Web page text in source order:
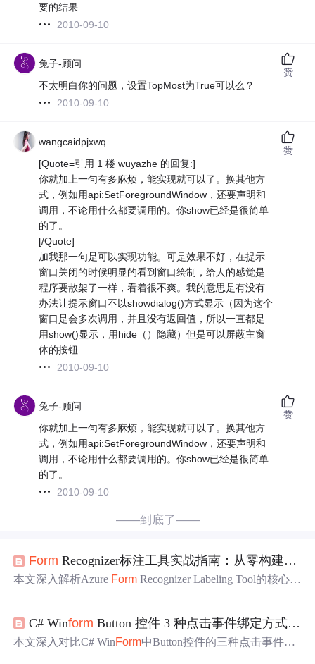
要的结果
2010-09-10
兔子-顾问
不太明白你的问题，设置TopMost为True可以么？
2010-09-10
赞
wangcaidpjxwq
[Quote=引用 1 楼 wuyazhe 的回复:]
你就加上一句有多麻烦，能实现就可以了。换其他方
式，例如用api:SetForegroundWindow，还要声明和
调用，不论用什么都要调用的。你show已经是很简单
的了。
[/Quote]
加我那一句是可以实现功能。可是效果不好，在提示
窗口关闭的时候明显的看到窗口绘制，给人的感觉是
程序要散架了一样，看着很不爽。我的意思是有没有
办法让提示窗口不以showdialog()方式显示（因为这个
窗口是会多次调用，并且没有返回值，所以一直都是
用show()显示，用hide（）隐藏）但是可以屏蔽主窗
体的按钮
2010-09-10
赞
兔子-顾问
你就加上一句有多麻烦，能实现就可以了。换其他方
式，例如用api:SetForegroundWindow，还要声明和
调用，不论用什么都要调用的。你show已经是很简单
的了。
2010-09-10
赞
——到底了——
Form Recognizer标注工具实战指南：从零构建高质量文档AI训练数据
本文深入解析Azure Form Recognizer Labeling Tool的核心设
系、命名规范）、文档标注技巧（Smart Selection调优、跨
页字段合并、印章与手写体双轨标注）及数据导出验证。
C# Winform Button 控件 3 种点击事件绑定方式对比：委托 vs 事件 vs
本文深入对比C# WinForm中Button控件的三种点击事件绑